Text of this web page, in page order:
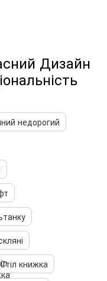
Дизайн
недорогий
Стіл книжка